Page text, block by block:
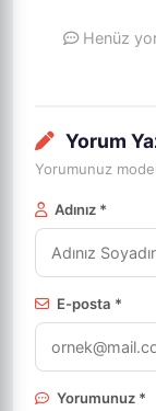
Henüz
Yorum
Yorumunuz
Adınız *
E-posta *
Yorumunuz *